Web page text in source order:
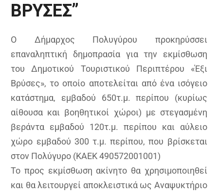
ΒΡΥΣΕΣ”
Ο Δήμαρχος Πολυγύρου προκηρύσσει
επαναληπτική δημοπρασία για την εκμίσθωση
του Δημοτικού Τουριστικού Περιπτέρου «Έξι
Βρύσες», το οποίο αποτελείται από ένα ισόγειο
κατάστημα, εμβαδού 650τ.μ. περίπου (κυρίως
αίθουσα και βοηθητικοί χώροι) με στεγασμένη
βεράντα εμβαδού 120τ.μ. περίπου και αύλειο
χώρο εμβαδού 300 τ.μ. περίπου, που βρίσκεται
στον Πολύγυρο (ΚΑΕΚ 490572001001)
Το προς εκμίσθωση ακίνητο θα χρησιμοποιηθεί
και θα λειτουργεί αποκλειστικά ως Αναψυκτήριο